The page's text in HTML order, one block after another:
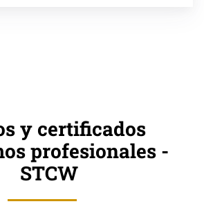
y certificados
profesionales -
STCW